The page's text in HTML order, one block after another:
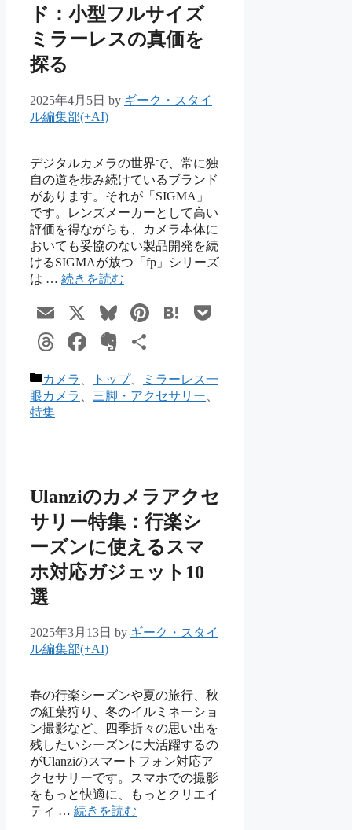
ド：小型フルサイズ
ミラーレスの真価を
探る
2025年4月5日 by ギーク・スタイ
ル編集部(+AI)
デジタルカメラの世界で、常に独
自の道を歩み続けているブランド
があります。それが「SIGMA」
です。レンズメーカーとして高い
評価を得ながらも、カメラ本体に
おいても妥協のない製品開発を続
けるSIGMAが放つ「fp」シリーズ
は … 続きを読む
Email
X Bluesky
Pinterest
Hatena
Threads
Facebook
Evernote
有
カ
テ
ゴ
カメラ トップ、
ミラーレス一
眼カメラ
三脚・アクセサリー
特集
Ulanziのカメラアクセ
サリー特集：行楽シ
ーズンに使えるスマ
ホ対応ガジェット10
選
2025年3月13日 by ギーク・スタイ
ル編集部(+AI)
春の行楽シーズンや夏の旅行、秋
の紅葉狩り、冬のイルミネーショ
ン撮影など、四季折々の思い出を
残したいシーズンに大活躍するの
がUlanziのスマートフォン対応ア
クセサリーです。スマホでの撮影
をもっと快適に、もっとクリエイ
ティ … 続きを読む